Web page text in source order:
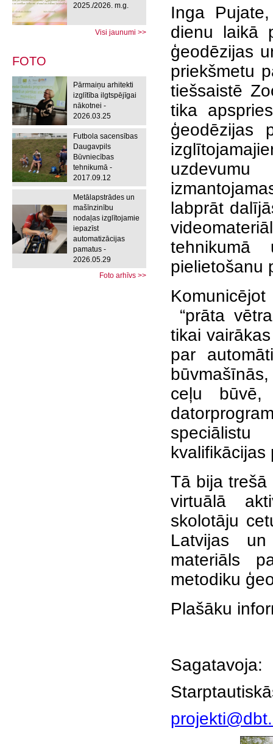
2025./2026. m.g.
Visi jaunumi >>
FOTO
Pārmaiņu arhitekti
izglītība ilgtspējīgai
nākotnei -
2026.03.25
Futbola sacensības
Daugavpils
Būvniecības
tehnikumā -
2017.09.12
Metālapstrādes un
mašīnzinību
nodaļas izglītojamie
iepazīst
automatizācijas
pamatus -
2026.05.29
Foto arhīvs >>
Inga
dienu laikā
ģeodēzijas
priekšmetu
tiešsaistē
tika
ģeodēzijas
labprāt
pielietošanu
“prāta
tikai
par
ceļu būvē,
kvalifikācijas
Tā bija trešā
virtuālā
skolotāju
Latvijas
materiāls
metodiku
Plašāku
Sagatavoja: